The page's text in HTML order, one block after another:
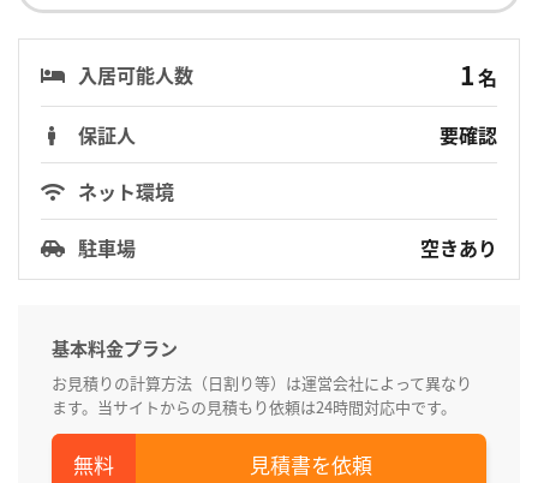
入居可能人数 1名
保証人
要確認
ネット環境
駐車場
空きあり
基本料金プラン
お見積りの計算方法（日割り等）は運営会社によって異なり
ます。当サイトからの見積もり依頼は24時間対応中です。
見積書を依頼